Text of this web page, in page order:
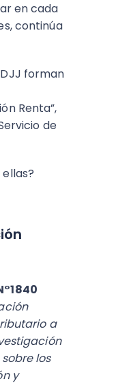
en cada
continúa
forman
Renta”,
de
a
los
y